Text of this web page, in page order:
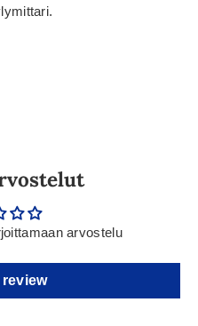
arvostelu
review